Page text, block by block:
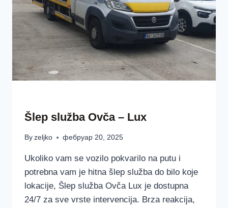
Šlep služba Ovča – Lux
By zeljko фебруар 20, 2025
Ukoliko vam se vozilo pokvarilo na putu i
potrebna vam je hitna šlep služba do bilo koje
lokacije, Šlep služba Ovča Lux je dostupna
24/7 za sve vrste intervencija. Brza reakcija,